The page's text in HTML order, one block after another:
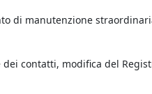
di manutenzione
contatti, modifica del